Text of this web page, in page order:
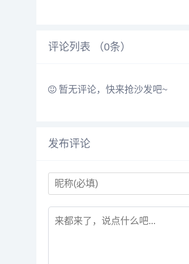
评论列表 （0条）
暂无评论，快来抢沙发吧~
发布评论